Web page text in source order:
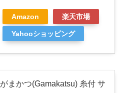
Amazon 楽天市場
Yahooショッピング
がまかつ(Gamakatsu) 糸付 サ